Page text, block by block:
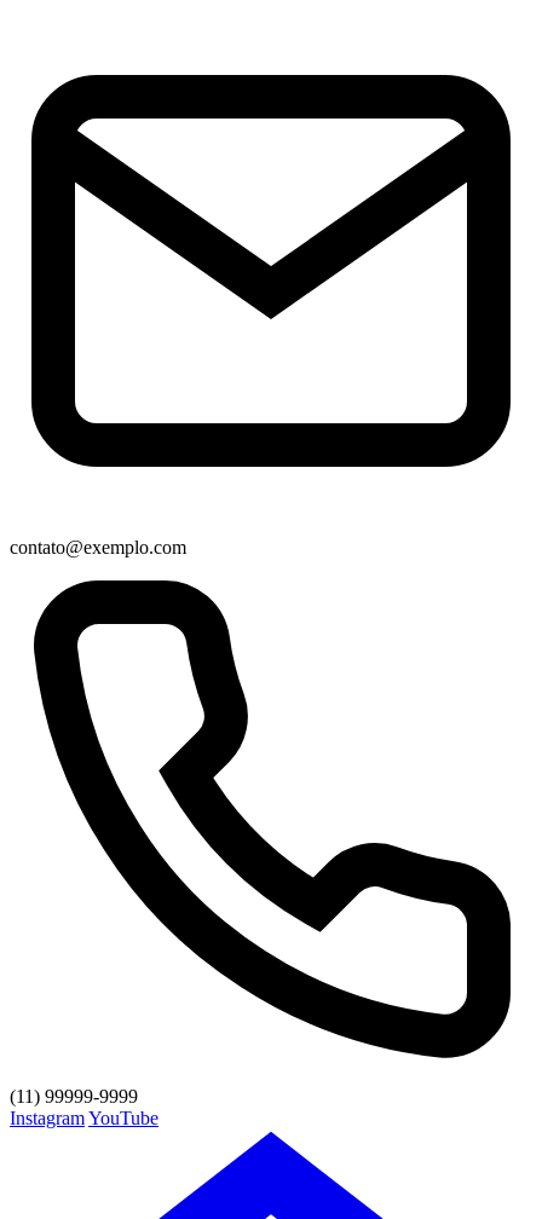
contato@exemplo.com
(11) 99999-9999
InstagramYouTube